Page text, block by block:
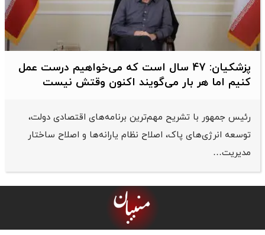
پزشکیان: 47 سال است که می‌خواهیم درست عمل
کنیم اما هر بار می‌گویند اکنون وقتش نیست
رئیس جمهور با تشریح مهم‌ترین برنامه‌های اقتصادی دولت،
توسعه انرژی‌های پاک، اصلاح نظام یارانه‌ها و اصلاح ساختار
مدیریت…